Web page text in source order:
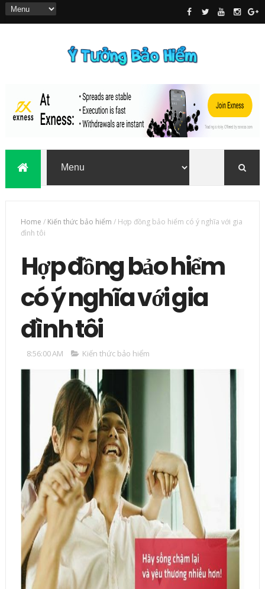
Home / Kiến thức bảo hiểm / Hợp đồng bảo hiểm có ý nghĩa với gia
đình tôi
Hợp đồng bảo hiểm
có ý nghĩa với gia
đình tôi
8:56:00 AM Kiến thức bảo hiểm